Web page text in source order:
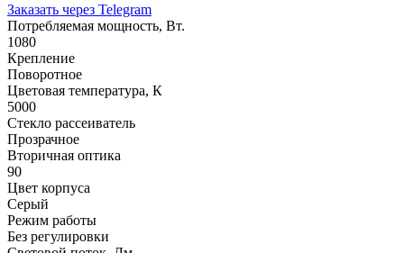
Заказать через Telegram
Потребляемая мощность, Вт.
1080
Крепление
Поворотное
Цветовая температура, К
5000
Стекло рассеиватель
Прозрачное
Вторичная оптика
90
Цвет корпуса
Серый
Режим работы
Без регулировки